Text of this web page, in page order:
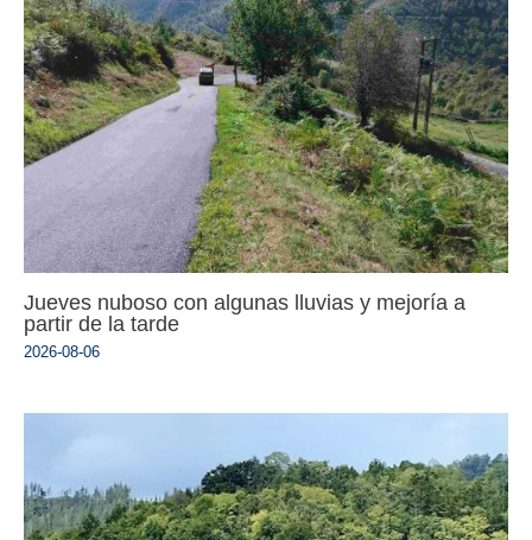
Jueves nuboso con algunas lluvias y mejoría a
partir de la tarde
2026-08-06